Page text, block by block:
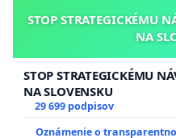
STOP STRATEGICKÉMU
NA
STOP STRATEGICKÉMU
NA SLOVENSKU
29 699 podpisov
Oznámenie o